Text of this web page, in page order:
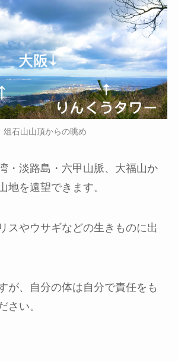
俎石山山頂からの眺め
・淡路島・六甲山脈、大福山か
地を遠望できます。
スやウサギなどの生きものに出
が、自分の体は自分で責任をも
さい。